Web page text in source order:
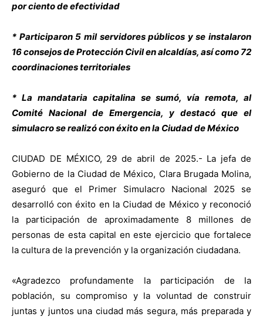
por ciento de efectividad
* Participaron 5 mil servidores públicos y se instalaron
16 consejos de Protección Civil en alcaldías, así como 72
coordinaciones territoriales
* La mandataria capitalina se sumó, vía remota, al
Comité Nacional de Emergencia, y destacó que el
simulacro se realizó con éxito en la Ciudad de México
CIUDAD DE MÉXICO, 29 de abril de 2025.- La jefa de
Gobierno de la Ciudad de México, Clara Brugada Molina,
aseguró que el Primer Simulacro Nacional 2025 se
desarrolló con éxito en la Ciudad de México y reconoció
la participación de aproximadamente 8 millones de
personas de esta capital en este ejercicio que fortalece
la cultura de la prevención y la organización ciudadana.
«Agradezco profundamente la participación de la
población, su compromiso y la voluntad de construir
juntas y juntos una ciudad más segura, más preparada y